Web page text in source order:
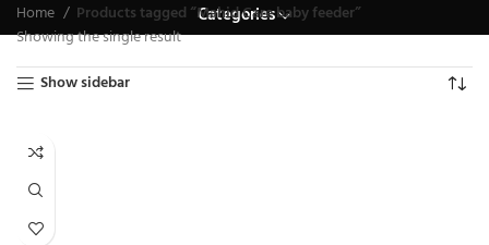
Categories
Home
Products tagged “Mahid Care baby feeder”
Showing the single result
Show sidebar